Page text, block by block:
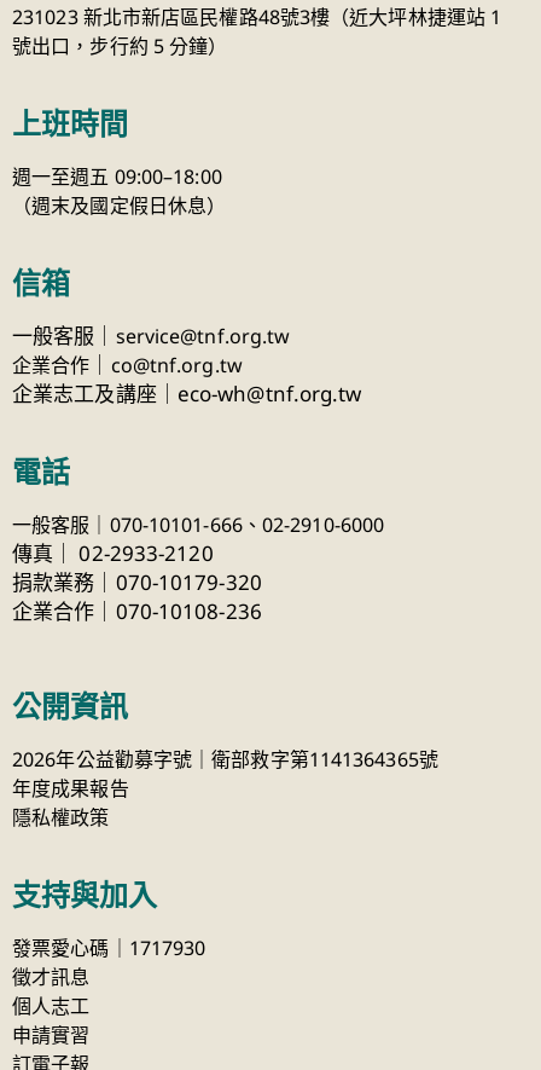
231023 新北市新店區民權路48號3樓（近大坪林捷運站 1
號出口，步行約 5 分鐘）
上班時間
週一至週五 09:00–18:00
（週末及國定假日休息）
信箱
一般客服｜ service@tnf.org.tw
企業合作
co@tnf.org.tw
企業志工及講座｜eco-wh@tnf.org.tw
電話
一般客服｜070-10101-666、 02-2910-6000
傳真
02-2933-2120
捐款業務｜070-10179-320
企業合作｜070-10108-236
公開資訊
2026年公益勸募字號｜衛部救字第1141364365號
年度成果報告
隱私權政策
支持與加入
發票愛心碼｜1717930
徵才訊息
個人志工
申請實習
訂電子報